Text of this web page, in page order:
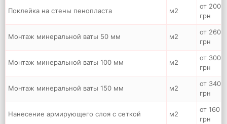
Поклейка на стены пенопласта м2
от 200
грн
Монтаж минеральной ваты 50 мм м2
от 260
грн
Монтаж минеральной ваты 100 мм м2
от 300
грн
Монтаж минеральной ваты 150 мм м2
от 340
грн
Нанесение армирующего слоя с сеткой м2
от 160
грн